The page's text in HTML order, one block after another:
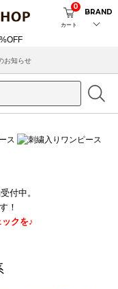
カート
0
BRAND
お知らせ
ついて
付中。
！
クを♪